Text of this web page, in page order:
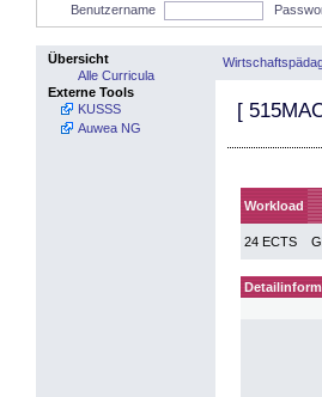
Benutzername
Übersicht
Alle Curricula
Externe Tools
KUSSS
Auwea NG
[
Workload
24 ECTS